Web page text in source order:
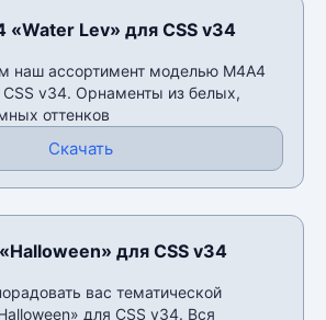
Lev» для CSS v34
наш ассортимент моделью М4А4
CSS v34. Орнаменты из белых,
оттенков
Скачать
для CSS v34
вас тематической
для CSS v34. Вся